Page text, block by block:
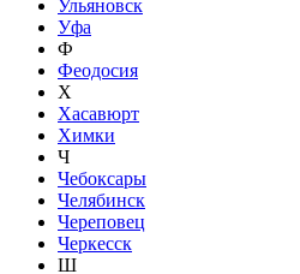
Ульяновск
Уфа
Ф
Феодосия
Х
Хасавюрт
Химки
Ч
Чебоксары
Челябинск
Череповец
Черкесск
Ш